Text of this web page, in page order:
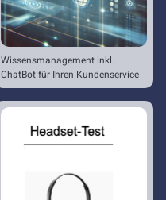
Wissensmanagement inkl.
ChatBot für Ihren Kundenservice